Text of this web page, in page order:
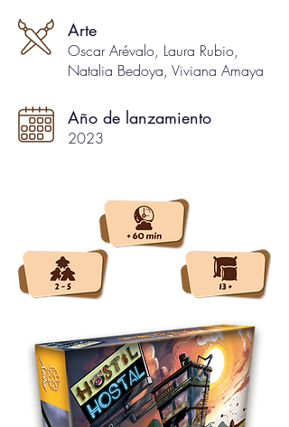
Arte
Oscar Arévalo, Laura Rubio,
Natalia Bedoya, Viviana Amaya
Año de lanzamiento
2023